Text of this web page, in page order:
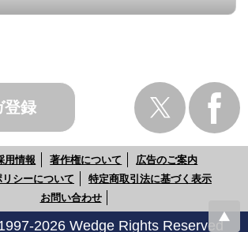
登録
用情報 著作権について
広告のご案内
シーについて
特定商取引法に基づく表示
お問い合わせ
2026 Wedge Rights Reserved